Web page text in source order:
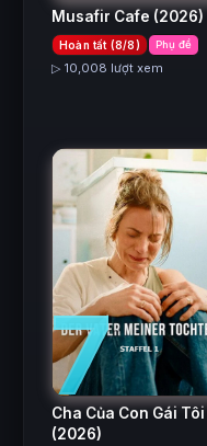
Musafir Cafe (2026)
Hoàn tất (8/8) Phụ đề
▷ 10,008 lượt xem
7
Cha Của Con Gái Tôi
(2026)